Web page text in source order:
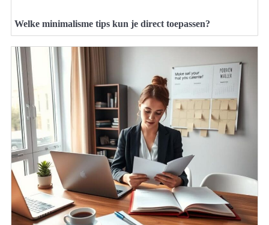
Welke minimalisme tips kun je direct toepassen?